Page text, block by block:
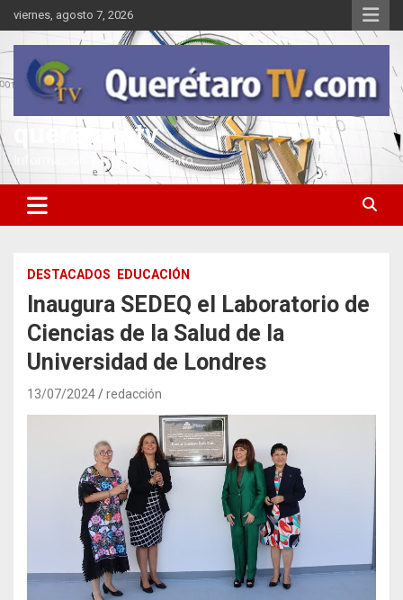
Saltar
al
contenido
viernes, agosto 7, 2026
queretarotv
Información y entretenimiento
DESTACADOS EDUCACIÓN
Inaugura SEDEQ el Laboratorio de
Ciencias de la Salud de la
Universidad de Londres
13/07/2024 redacción